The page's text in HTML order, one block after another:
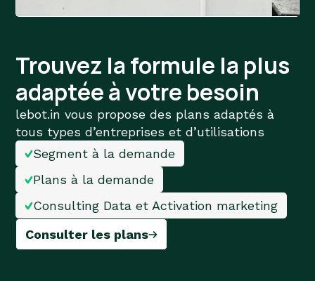
Trouvez la formule la plus
adaptée à votre besoin
lebot.in vous propose des plans adaptés à
tous types d’entreprises et d’utilisations
Segment à la demande
Plans à la demande
Consulting Data et Activation marketing
Consulter les plans